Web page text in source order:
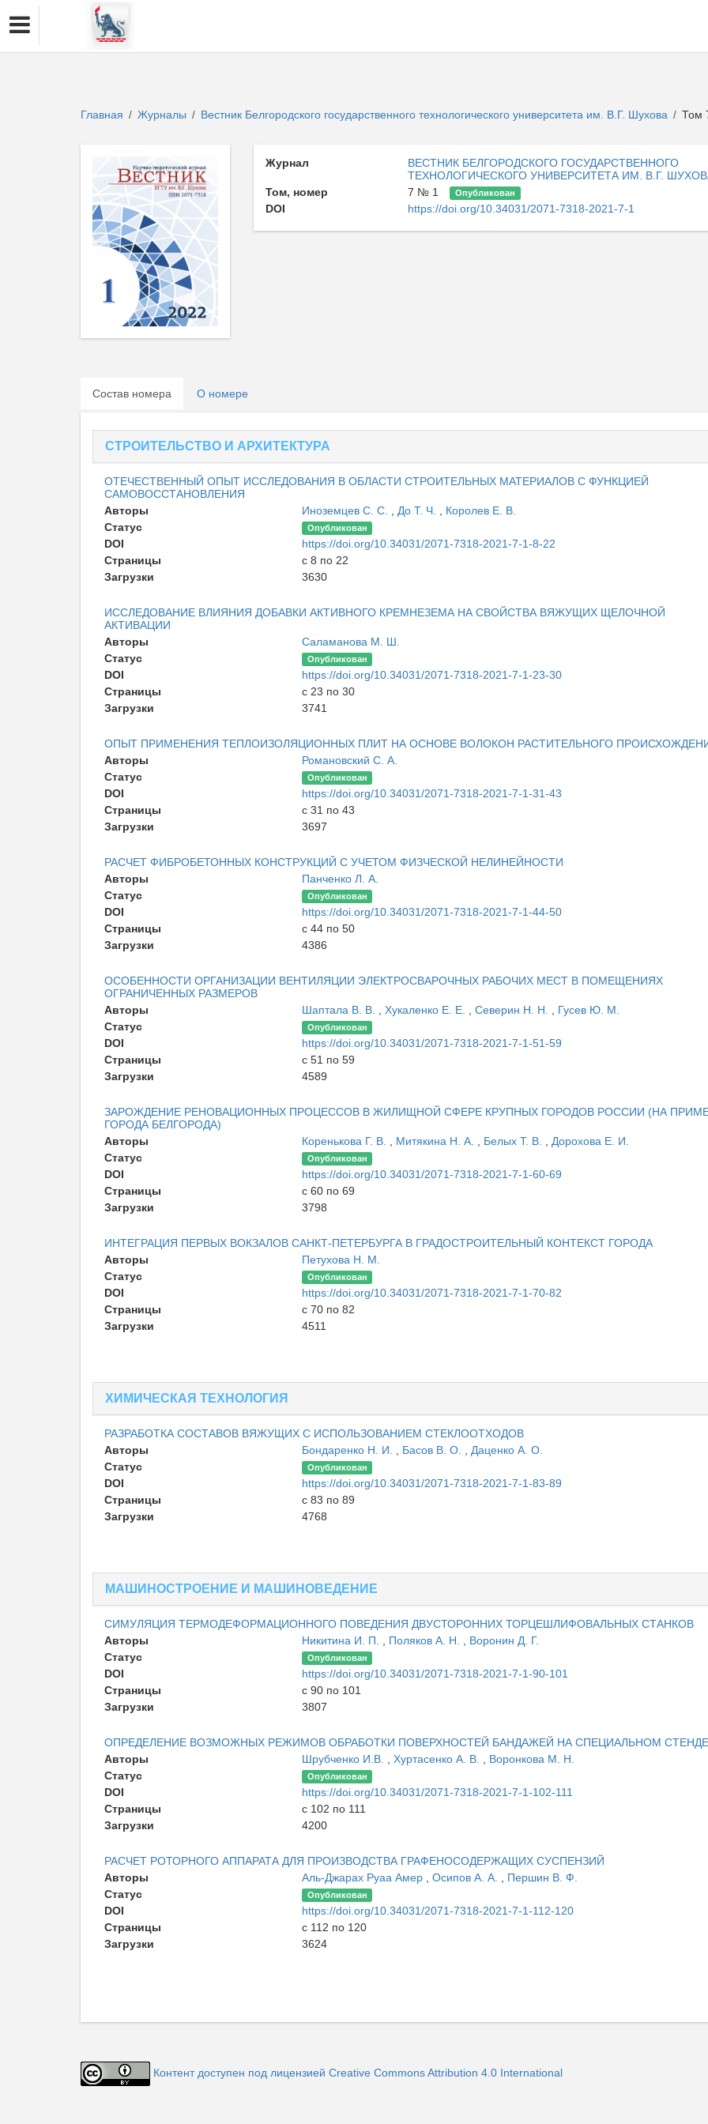
Главная / Журналы / Вестник Белгородского государственного технологического университета им. В.Г. Шухова / Том
Журнал
ВЕСТНИК БЕЛГОРОДСКОГО ГОСУДАРСТВЕННОГО
ТЕХНОЛОГИЧЕСКОГО УНИВЕРСИТЕТА ИМ. В.Г.
Том, номер
7 № 1 Опубликован
DOI https://doi.org/10.34031/2071-7318-2021-7-1
Состав номера О номере
СТРОИТЕЛЬСТВО И АРХИТЕКТУРА
ОТЕЧЕСТВЕННЫЙ ОПЫТ ИССЛЕДОВАНИЯ В ОБЛАСТИ СТРОИТЕЛЬНЫХ МАТЕРИАЛОВ С ФУНКЦИЕЙ
САМОВОССТАНОВЛЕНИЯ
Авторы
Иноземцев С. С. До Т. Ч.
Королев Е. В.
Статус
Опубликован
DOI
https://doi.org/10.34031/2071-7318-2021-7-1-8-22
Страницы
с 8 по 22
Загрузки
3630
ИССЛЕДОВАНИЕ ВЛИЯНИЯ ДОБАВКИ АКТИВНОГО КРЕМНЕЗЕМА НА СВОЙСТВА ВЯЖУЩИХ ЩЕЛОЧНОЙ
АКТИВАЦИИ
Авторы
Саламанова М. Ш.
Статус
Опубликован
DOI
https://doi.org/10.34031/2071-7318-2021-7-1-23-30
Страницы
с 23 по 30
Загрузки
3741
ОПЫТ ПРИМЕНЕНИЯ ТЕПЛОИЗОЛЯЦИОННЫХ ПЛИТ НА ОСНОВЕ ВОЛОКОН РАСТИТЕЛЬНОГО
Авторы
Романовский С. А.
Статус
Опубликован
DOI
https://doi.org/10.34031/2071-7318-2021-7-1-31-43
Страницы
с 31 по 43
Загрузки
3697
РАСЧЕТ ФИБРОБЕТОННЫХ КОНСТРУКЦИЙ С УЧЕТОМ ФИЗЧЕСКОЙ НЕЛИНЕЙНОСТИ
Авторы
Панченко Л. А.
Статус
Опубликован
DOI
https://doi.org/10.34031/2071-7318-2021-7-1-44-50
Страницы
с 44 по 50
Загрузки
4386
ОСОБЕННОСТИ ОРГАНИЗАЦИИ ВЕНТИЛЯЦИИ ЭЛЕКТРОСВАРОЧНЫХ РАБОЧИХ МЕСТ В ПОМЕЩЕНИЯХ
ОГРАНИЧЕННЫХ РАЗМЕРОВ
Авторы
Шаптала В. В. Хукаленко Е. Е. Северин Н. Н.
Гусев Ю. М.
Статус
Опубликован
DOI
https://doi.org/10.34031/2071-7318-2021-7-1-51-59
Страницы
с 51 по 59
Загрузки
4589
ЗАРОЖДЕНИЕ РЕНОВАЦИОННЫХ ПРОЦЕССОВ В ЖИЛИЩНОЙ СФЕРЕ КРУПНЫХ ГОРОДОВ РОССИИ (НА
ГОРОДА БЕЛГОРОДА)
Авторы
Коренькова Г. В. Митякина Н. А. Белых Т. В.
Дорохова Е. И.
Статус
Опубликован
DOI
https://doi.org/10.34031/2071-7318-2021-7-1-60-69
Страницы
с 60 по 69
Загрузки
3798
ИНТЕГРАЦИЯ ПЕРВЫХ ВОКЗАЛОВ САНКТ-ПЕТЕРБУРГА В ГРАДОСТРОИТЕЛЬНЫЙ КОНТЕКСТ ГОРОДА
Авторы
Петухова Н. М.
Статус
Опубликован
DOI
https://doi.org/10.34031/2071-7318-2021-7-1-70-82
Страницы
с 70 по 82
Загрузки
4511
ХИМИЧЕСКАЯ ТЕХНОЛОГИЯ
РАЗРАБОТКА СОСТАВОВ ВЯЖУЩИХ С ИСПОЛЬЗОВАНИЕМ СТЕКЛООТХОДОВ
Авторы
Бондаренко Н. И. Басов В. О.
Даценко А. О.
Статус
Опубликован
DOI
https://doi.org/10.34031/2071-7318-2021-7-1-83-89
Страницы
с 83 по 89
Загрузки
4768
МАШИНОСТРОЕНИЕ И МАШИНОВЕДЕНИЕ
СИМУЛЯЦИЯ ТЕРМОДЕФОРМАЦИОННОГО ПОВЕДЕНИЯ ДВУСТОРОННИХ ТОРЦЕШЛИФОВАЛЬНЫХ СТАНКОВ
Авторы
Никитина И. П. Поляков А. Н.
Воронин Д. Г.
Статус
Опубликован
DOI
https://doi.org/10.34031/2071-7318-2021-7-1-90-101
Страницы
с 90 по 101
Загрузки
3807
ОПРЕДЕЛЕНИЕ ВОЗМОЖНЫХ РЕЖИМОВ ОБРАБОТКИ ПОВЕРХНОСТЕЙ БАНДАЖЕЙ НА СПЕЦИАЛЬНОМ СТЕНДЕ
Авторы
Шрубченко И.В. Хуртасенко А. В.
Воронкова М. Н.
Статус
Опубликован
DOI
https://doi.org/10.34031/2071-7318-2021-7-1-102-111
Страницы
с 102 по 111
Загрузки
4200
РАСЧЕТ РОТОРНОГО АППАРАТА ДЛЯ ПРОИЗВОДСТВА ГРАФЕНОСОДЕРЖАЩИХ СУСПЕНЗИЙ
Авторы
Аль-Джарах Руаа Амер Осипов А. А.
Першин В. Ф.
Статус
Опубликован
DOI
https://doi.org/10.34031/2071-7318-2021-7-1-112-120
Страницы
с 112 по 120
Загрузки
3624
Контент доступен под лицензией Creative Commons Attribution 4.0 International